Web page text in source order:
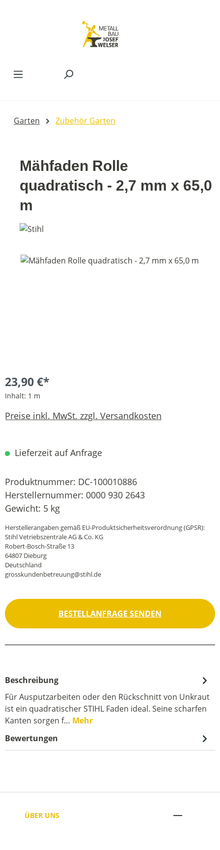
Garten Zubehör Garten
Mähfaden Rolle
quadratisch - 2,7 mm x 65,0
m
Bildergalerie überspringen
23,90 €*
Inhalt: 1 m
Preise inkl. MwSt. zzgl. Versandkosten
Lieferzeit auf Anfrage
Produktnummer: DC-100010886
Herstellernummer: 0000 930 2643
Gewicht: 5 kg
Herstellerangaben gemäß EU-Produktsicherheitsverordnung (GPSR):
Stihl Vetriebszentrale AG & Co. KG
Robert-Bosch-Straße 13
64807 Dieburg
Deutschland
grosskundenbetreuung@stihl.de
BESTELLANFRAGE SENDEN
Beschreibung
Für Ausputzarbeiten oder den Rückschnitt von Unkraut
ist ein quadratischer STIHL Faden ideal. Seine scharfen
Kanten sorgen f… Mehr
Bewertungen
ÜBER UNS